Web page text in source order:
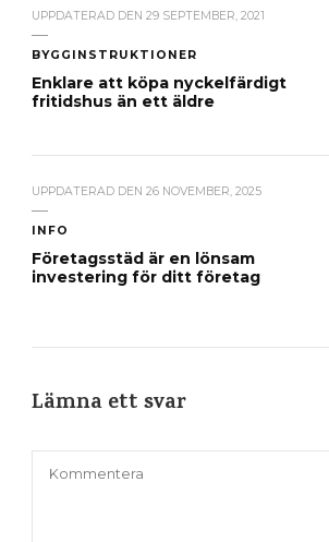
UPPDATERAD DEN 29 SEPTEMBER, 2021
BYGGINSTRUKTIONER
Enklare att köpa nyckelfärdigt
fritidshus än ett äldre
UPPDATERAD DEN 26 NOVEMBER, 2025
INFO
Företagsstäd är en lönsam
investering för ditt företag
Lämna ett svar